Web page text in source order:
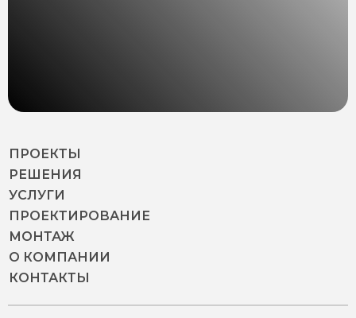
ПРОЕКТЫ
РЕШЕНИЯ
УСЛУГИ
ПРОЕКТИРОВАНИЕ
МОНТАЖ
О КОМПАНИИ
КОНТАКТЫ